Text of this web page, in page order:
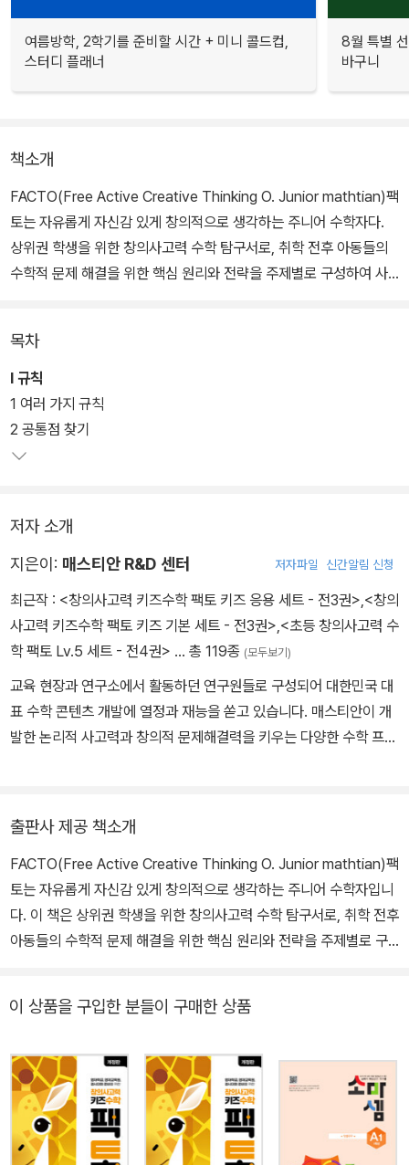
여름방학, 2학기를 준비할 시간 + 미니 콜드컵,
스터디 플래너
8월 특별
바구니
책소개
FACTO(Free Active Creative Thinking O. Junior mathtian)팩
토는 자유롭게 자신감 있게 창의적으로 생각하는 주니어 수학자다.
상위권 학생을 위한 창의사고력 수학 탐구서로, 취학 전후 아동들의
수학적 문제 해결을 위한 핵심 원리와 전략을 주제별로 구성하여 사
목차
Ⅰ 규칙
1 여러 가지 규칙
2 공통점 찾기
저자 소개
지은이: 매스티안 R&D 센터 저자파일 신간알림 신청
최근작 : <창의사고력 키즈수학 팩토 키즈 응용 세트 - 전3권>,<창의
사고력 키즈수학 팩토 키즈 기본 세트 - 전3권>,<초등 창의사고력 수
학 팩토 Lv.5 세트 - 전4권> … 총 119종 (모두보기)
교육 현장과 연구소에서 활동하던 연구원들로 구성되어 대한민국 대
표 수학 콘텐츠 개발에 열정과 재능을 쏟고 있습니다. 매스티안이 개
발한 논리적 사고력과 창의적 문제해결력을 키우는 다양한 수학 프로
출판사 제공 책소개
FACTO(Free Active Creative Thinking O. Junior mathtian)팩
토는 자유롭게 자신감 있게 창의적으로 생각하는 주니어 수학자입니
다. 이 책은 상위권 학생을 위한 창의사고력 수학 탐구서로, 취학 전후
아동들의 수학적 문제 해결을 위한 핵심 원리와 전략을 주제별로 구
구성하여 다양한 접근법으로 유형들을 접해 보고 깊게 탐구해 볼 수
사고력 주요 테마의 각 주제별 대표 유형을 제시하여 원리를 이해하
고, 생각의 흐름을 따라 문제를 체계적으로 접근할 수 있도록 하였습
니다. 영역별 4개의 주제로 나누어 개념의 원리를 차근차근 이해하고
탐구할 수 있도록 하나의 주제에서 배우게 되는 중요한 핵심 원리를
이 상품을 구입한 분들이 구매한 상품